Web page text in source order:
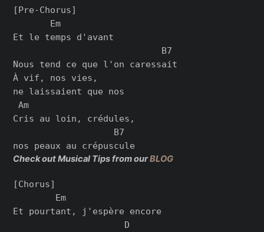
[Pre-Chorus]
       Em
Et le temps d'avant
                            B7
Nous tend ce que l'on caressait
À vif, nos vies,
ne laissaient que nos
Am
Cris au loin, crédules,
                   B7
Check out Musical Tips from ourBLOG
[Chorus]
        Em
Et pourtant, j'espère encore
                     D